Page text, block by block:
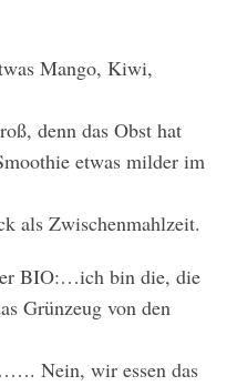
Mango, Kiwi,
denn das Obst hat
etwas milder im
als Zwischenmahlzeit.
BIO:…ich bin die, die
Grünzeug von den
Nein, wir essen das